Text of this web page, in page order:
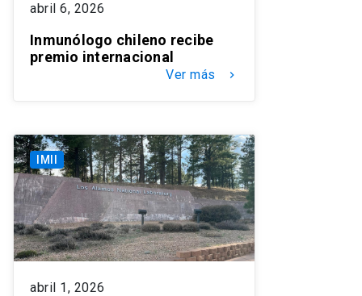
abril 6, 2026
Inmunólogo chileno recibe
premio internacional
Ver más keyboard_arrow_right
IMII
abril 1, 2026